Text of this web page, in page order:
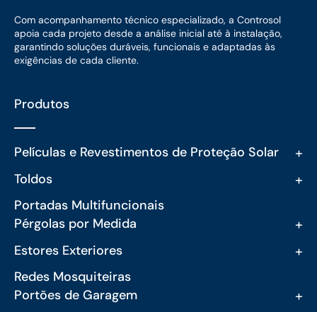
Com acompanhamento técnico especializado, a Controsol
apoia cada projeto desde a análise inicial até à instalação,
garantindo soluções duráveis, funcionais e adaptadas às
exigências de cada cliente.
Produtos
Películas e Revestimentos de Proteção Solar +
Toldos +
Portadas Multifuncionais
Pérgolas por Medida
+
Estores Exteriores +
Redes Mosquiteiras
Portões de Garagem
+